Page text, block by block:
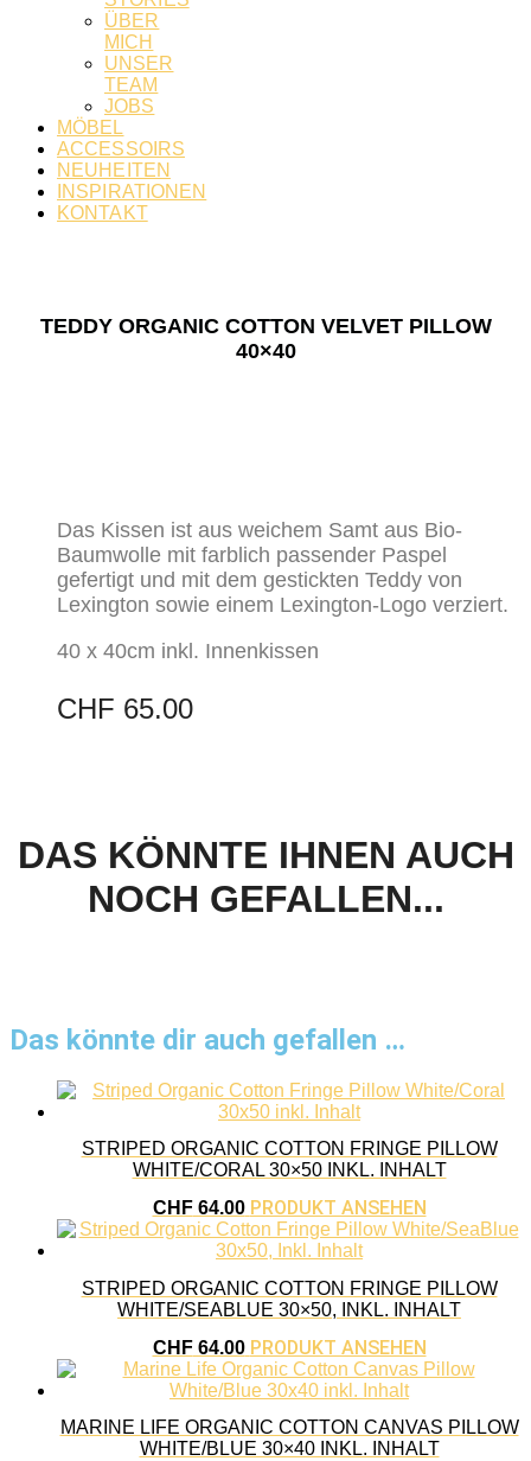
ÜBER
MICH
UNSER
TEAM
JOBS
MÖBEL
ACCESSOIRS
NEUHEITEN
INSPIRATIONEN
KONTAKT
TEDDY ORGANIC COTTON VELVET PILLOW
40×40
Das Kissen ist aus weichem Samt aus Bio-
Baumwolle mit farblich passender Paspel
gefertigt und mit dem gestickten Teddy von
Lexington sowie einem Lexington-Logo verziert.
40 x 40cm inkl. Innenkissen
CHF 65.00
DAS KÖNNTE IHNEN AUCH
NOCH GEFALLEN...
Das könnte dir auch gefallen …
STRIPED ORGANIC COTTON FRINGE PILLOW
WHITE/CORAL 30×50 INKL. INHALT
CHF64.00 PRODUKT ANSEHEN
STRIPED ORGANIC COTTON FRINGE PILLOW
WHITE/SEABLUE 30×50, INKL. INHALT
CHF64.00 PRODUKT ANSEHEN
MARINE LIFE ORGANIC COTTON CANVAS PILLOW
WHITE/BLUE 30×40 INKL. INHALT